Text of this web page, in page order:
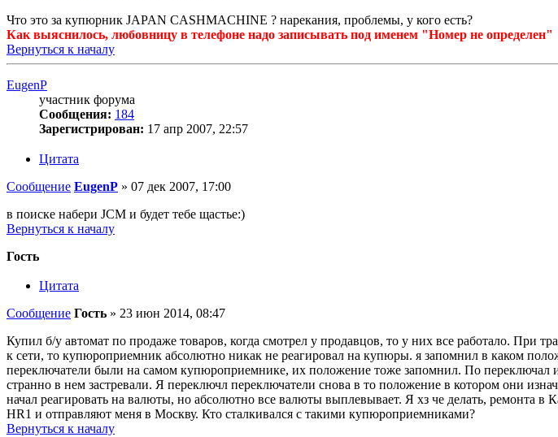
Что это за купюрник JAPAN CASHMACHINE ? нарекания, проблемы, у кого есть?
Как выяснилось, любовницу в телефоне надо записывать под именем "Номер не определен"
Вернуться к началу
EugenP
участник форума
Сообщения: 184
Зарегистрирован: 17 апр 2007, 22:57
Цитата
Сообщение EugenP » 07 дек 2007, 17:00
в поиске набери JCM и будет тебе щастье:)
Вернуться к началу
Гость
Цитата
Сообщение Гость » 23 июн 2014, 08:47
Купил б/у автомат по продаже товаров, когда смотрел у продавцов, то у них все работало. При
к сети, то купюроприемник абсолютно никак не реагировал на купюры. я запомнил в каком
переключатели были на самом купюроприемнике, их положение тоже запомнил. По
странно в нем застревали. Я переключл переключатели снова в то положение в котором они
начал реагировать на валюты, но абсолютно все валюты выплевывает. Я хз че делать, ремонта
HR1 и отправляют меня в Москву. Кто сталкивался с такими купюроприемниками?
Вернуться к началу